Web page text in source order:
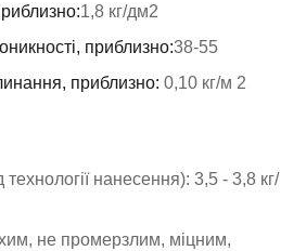
1,8 кг/дм2
приблизно:38-55
приблизно: 0,10 кг/м 2
технології нанесення): 3,5 - 3,8 кг/
не промерзлим, міцним,